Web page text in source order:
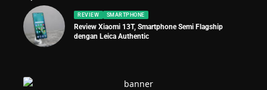
REVIEW SMARTPHONE
Review Xiaomi 13T, Smartphone Semi Flagship
dengan Leica Authentic